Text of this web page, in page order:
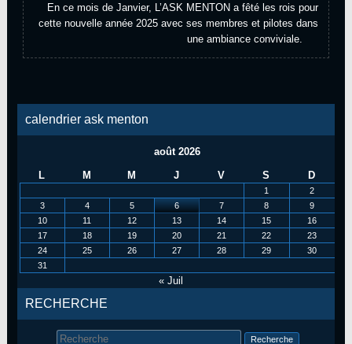
En ce mois de Janvier, L’ASK MENTON a fêté les rois pour
cette nouvelle année 2025 avec ses membres et pilotes dans
une ambiance conviviale.
calendrier ask menton
août 2026
L
M M J V S D
1
2
3
4 5 6 7 8
9
10
11 12 13 14 15
16
17
18 19 20 21 22
23
24
25 26 27 28 29
30
31
« Juil
RECHERCHE
Search